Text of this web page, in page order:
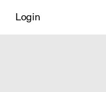
Login